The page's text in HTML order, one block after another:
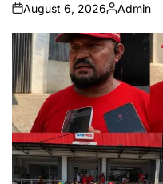
on
August 6, 2026
Posted
by
Admin